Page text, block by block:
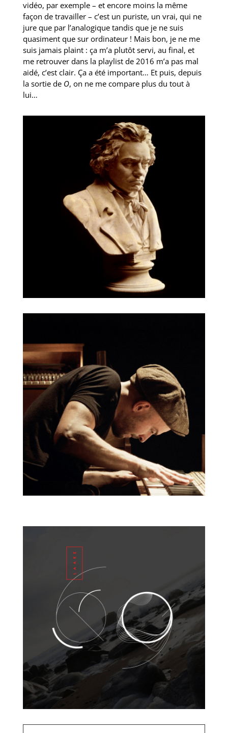
vidéo, par exemple – et encore moins la même
façon de travailler – c’est un puriste, un vrai, qui ne
jure que par l’analogique tandis que je ne suis
quasiment que sur ordinateur ! Mais bon, je ne me
suis jamais plaint : ça m’a plutôt servi, au final, et
me retrouver dans la playlist de 2016 m’a pas mal
aidé, c’est clair. Ça a été important… Et puis, depuis
la sortie de O, on ne me compare plus du tout à
lui…